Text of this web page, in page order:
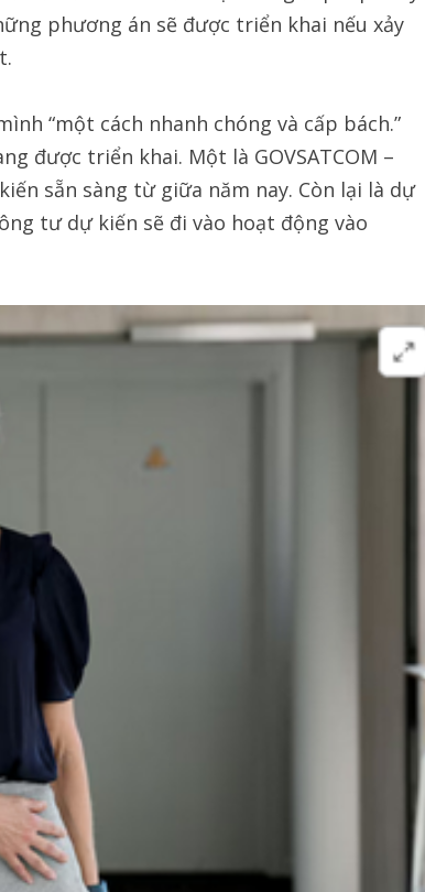
phương án sẽ được triển khai nếu xảy
“một cách nhanh chóng và cấp bách.”
được triển khai. Một là GOVSATCOM –
sẵn sàng từ giữa năm nay. Còn lại là dự
tư dự kiến sẽ đi vào hoạt động vào